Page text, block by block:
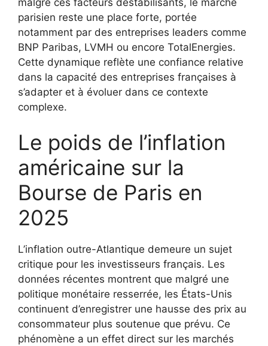
parisien reste une place forte, portée
notamment par des entreprises leaders comme
BNP Paribas, LVMH ou encore TotalEnergies.
Cette dynamique reflète une confiance relative
dans la capacité des entreprises françaises à
s’adapter et à évoluer dans ce contexte
complexe.
Le poids de l’inflation
américaine sur la
Bourse de Paris en
2025
L’inflation outre-Atlantique demeure un sujet
critique pour les investisseurs français. Les
données récentes montrent que malgré une
politique monétaire resserrée, les États-Unis
continuent d’enregistrer une hausse des prix au
consommateur plus soutenue que prévu. Ce
phénomène a un effet direct sur les marchés